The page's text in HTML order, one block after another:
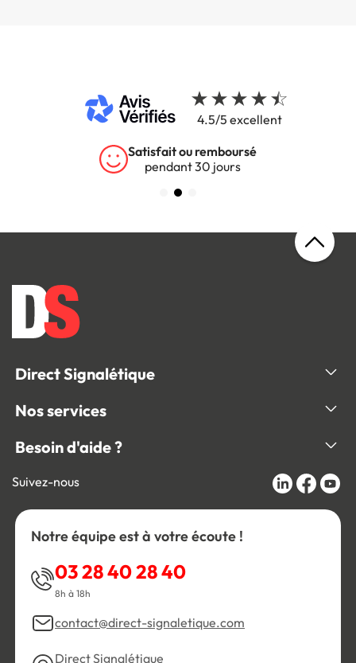
4.5/5 excellent
Garantie 5 ans
sur tous nos produits
Direct Signalétique
Nos services
Besoin d'aide ?
Suivez-nous
Notre équipe est à votre écoute !
03 28 40 28 40
8h à 18h
contact@direct-signaletique.com
Direct Signalétique